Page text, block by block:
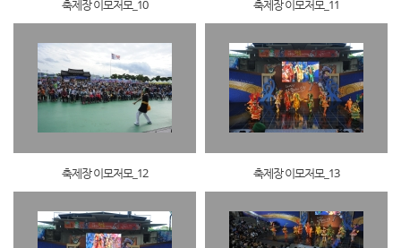
축제장 이모저모_10 축제장 이모저모_11
축제장 이모저모_12 축제장 이모저모_13